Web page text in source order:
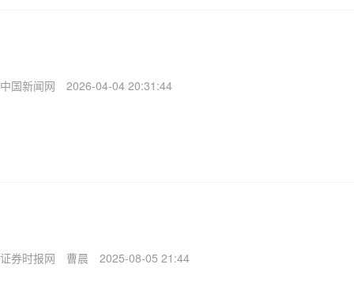
中国新闻网 2026-04-04 20:31:44
证券时报网 曹晨 2025-08-05 21:44